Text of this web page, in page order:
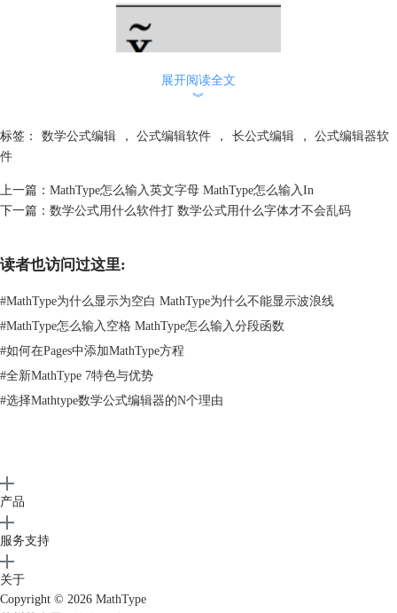
图2：输入符号
波浪线，选中需要添加波浪线的公式内容，直接按Ctrl+Shift+~，波浪线
就会自动出现，不需要去点工具栏即可。
各位节省很多时间，对于经常需要编辑公式的用户来说很有必要。
1、我们平时编辑公式，总会用到一些高频符号，比如希腊字母、箭头符
的菜单里找，严重影响效率。大家可以直接在MathType中这样操作。
2、在编辑器面板中编辑好我们常用的完整公式，比如y=ax+b，编辑完成
后，选中整个公式，然后按住键盘上的Alt键，用鼠标左键把这个公式拖
动到顶部的大标签栏里，松开鼠标和Alt键，这个公式就保存到标签栏里
3、下次再需要使用这个公式的时候，直接点击标签栏里的这个公式图
展开阅读全文
︾
标签： 数学公式编辑 ， 公式编辑软件 ， 长公式编辑 ，
公式编辑器软
件
上一篇： MathType怎么输入英文字母 MathType怎么输入In
下一篇： 数学公式用什么软件打 数学公式用什么字体才不会乱码
读者也访问过这里:
#MathType为什么显示为空白 MathType为什么不能显示波浪线
#MathType怎么输入空格 MathType怎么输入分段函数
#如何在Pages中添加MathType方程
#全新MathType 7特色与优势
#选择Mathtype数学公式编辑器的N个理由
产品
服务支持
关于
Copyright © 2026 MathType